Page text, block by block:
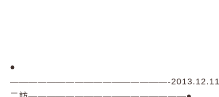
●
—————————————————-